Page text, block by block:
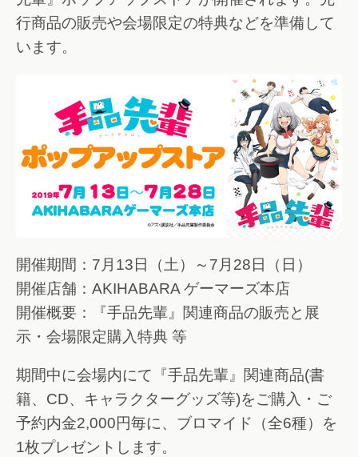
行商品の販売や会場限定の特典などを準備して
います。
開催期間：7月13日（土）～7月28日（日）
開催店舗：AKIHABARA ゲーマーズ本店
開催概要：『手品先輩』関連商品の販売と展
示・会場限定購入特典 等
期間中に会場内にて『手品先輩』関連商品(書
籍、CD、キャラクターグッズ等)をご購入・ご
予約内金2,000円毎に、ブロマイド（全6種）を
1枚プレゼントします。